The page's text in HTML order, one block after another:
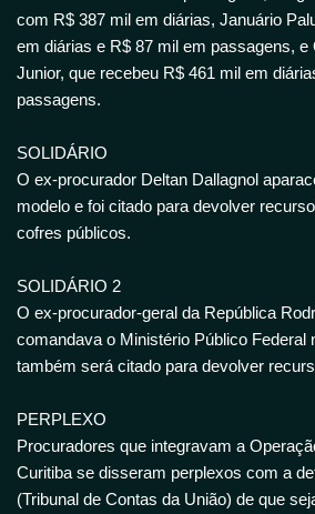
com R$ 387 mil em diárias, Januário
em diárias e R$ 87 mil em passagens, e
Junior, que recebeu R$ 461 mil em
passagens.
SOLIDÁRIO
O ex-procurador Deltan Dallagnol
modelo e foi citado para devolver
cofres públicos.
SOLIDÁRIO 2
O ex-procurador-geral da República
comandava o Ministério Público Federal
também será citado para devolver
PERPLEXO
Procuradores que integravam a
Curitiba se disseram perplexos com a
(Tribunal de Contas da União) de que